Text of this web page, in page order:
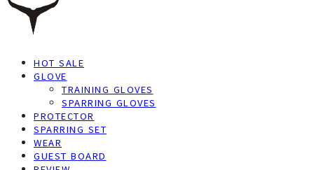
HOT SALE
GLOVE
TRAINING GLOVES
SPARRING GLOVES
PROTECTOR
SPARRING SET
WEAR
GUEST BOARD